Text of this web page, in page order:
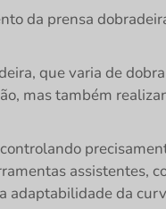
da prensa
que varia de
mas também
assistentes,
adaptabilidade da